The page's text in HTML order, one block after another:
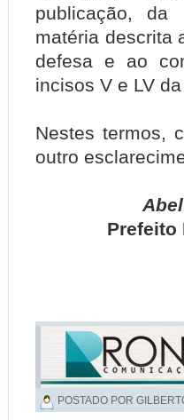
publicação,
matéria descrita
defesa e ao
incisos V e LV
Nestes termos,
outro
Prefeito
POSTADO POR